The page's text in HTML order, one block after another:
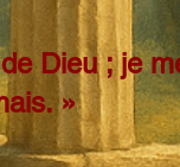
Dieu ; je
»